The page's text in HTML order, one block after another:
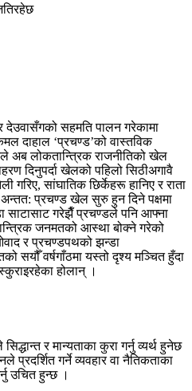
देउवासँगको सहमति पालन गरेकामा
दाहाल ‘प्रचण्ड’को वास्तविक
अब लोकतान्त्रिक राजनीतिको खेल
दिनुपर्दा खेलको पहिलो सिठीअगावै
गरिए, सांघातिक छिर्केहरू हानिए र राता
अन्तत: प्रचण्ड खेल सुरु हुन दिने पक्षमा
गरेझैँ प्रचण्डले पनि आफ्ना
जनमतको आस्था बोक्ने गरेको
र प्रचण्डपथको झन्डा
सयौँ वर्षगाँठमा यस्तो दृश्य मञ्चित हुँदा
होलान् ।
र मान्यताका कुरा गर्नु व्यर्थ हुनेछ
प्रदर्शित गर्ने व्यवहार वा नैतिकताका
उचित हुन्छ ।